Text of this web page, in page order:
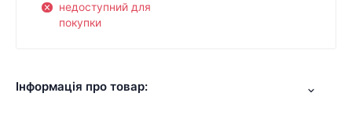
недоступний для
покупки
Інформація про товар: